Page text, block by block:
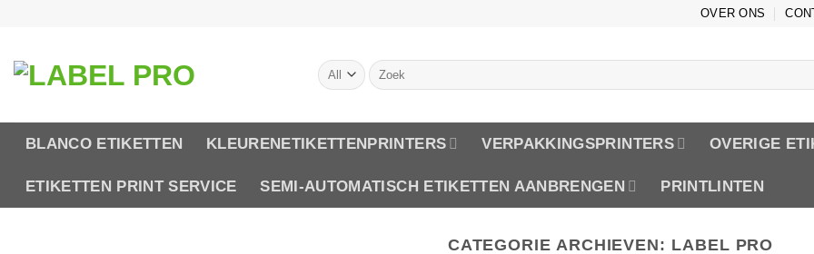
OVER ONS
Zoeken
naar:
BLANCO ETIKETTEN KLEURENETIKETTENPRINTERS VERPAKKINGSPRINTERS OVERIGE
ETIKETTEN PRINT SERVICE SEMI-AUTOMATISCH ETIKETTEN AANBRENGEN PRINTLINTEN
CATEGORIE ARCHIEVEN: LABEL PRO